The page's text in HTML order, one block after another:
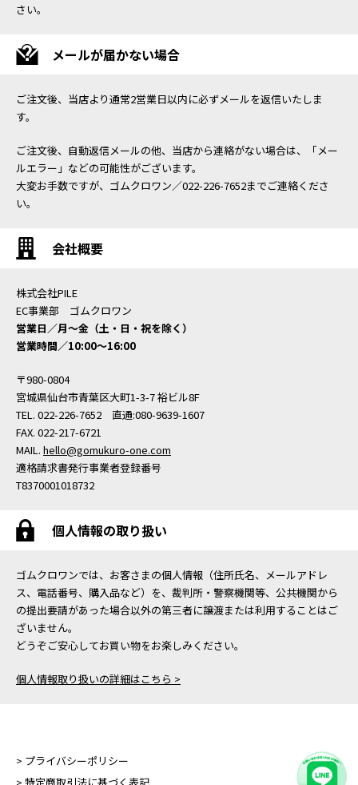
さい。
メールが届かない場合
ご注文後、当店より通常2営業日以内に必ずメールを返信いたしま
す。
ご注文後、自動返信メールの他、当店から連絡がない場合は、「メー
ルエラー」などの可能性がございます。
大変お手数ですが、ゴムクロワン／022-226-7652までご連絡くださ
い。
会社概要
株式会社PILE
EC事業部 ゴムクロワン
営業日／月〜金（土・日・祝を除く）
営業時間／10:00〜16:00
〒980-0804
宮城県仙台市青葉区大町1-3-7 裕ビル8F
TEL. 022-226-7652 直通:080-9639-1607
FAX. 022-217-6721
MAIL. hello@gomukuro-one.com
適格請求書発行事業者登録番号
T8370001018732
個人情報の取り扱い
ゴムクロワンでは、お客さまの個人情報（住所氏名、メールアドレ
ス、電話番号、購入品など）を、裁判所・警察機関等、公共機関から
の提出要請があった場合以外の第三者に譲渡または利用することはご
ざいません。
どうぞご安心してお買い物をお楽しみください。
個人情報取り扱いの詳細はこちら >
> プライバシーポリシー